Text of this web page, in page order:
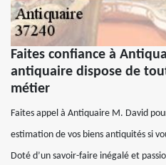
Faites confiance à
antiquaire dispose de
métier
Faites appel à Antiquaire M. David
estimation de vos biens antiquités si
Doté d’un savoir-faire inégalé et